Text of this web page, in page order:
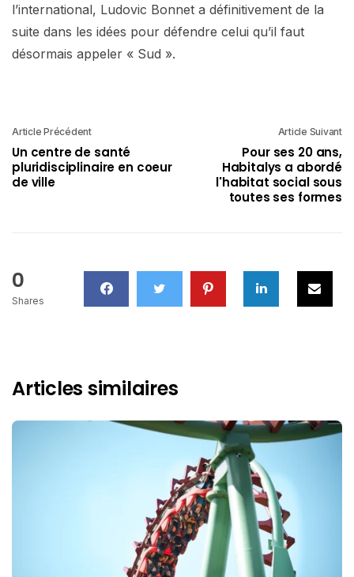
l’international, Ludovic Bonnet a définitivement de la
suite dans les idées pour défendre celui qu’il faut
désormais appeler « Sud ».
Article Précédent
Un centre de santé
pluridisciplinaire en coeur
de ville
Article Suivant
Pour ses 20 ans,
Habitalys a abordé
l'habitat social sous
toutes ses formes
0
Shares
Articles similaires